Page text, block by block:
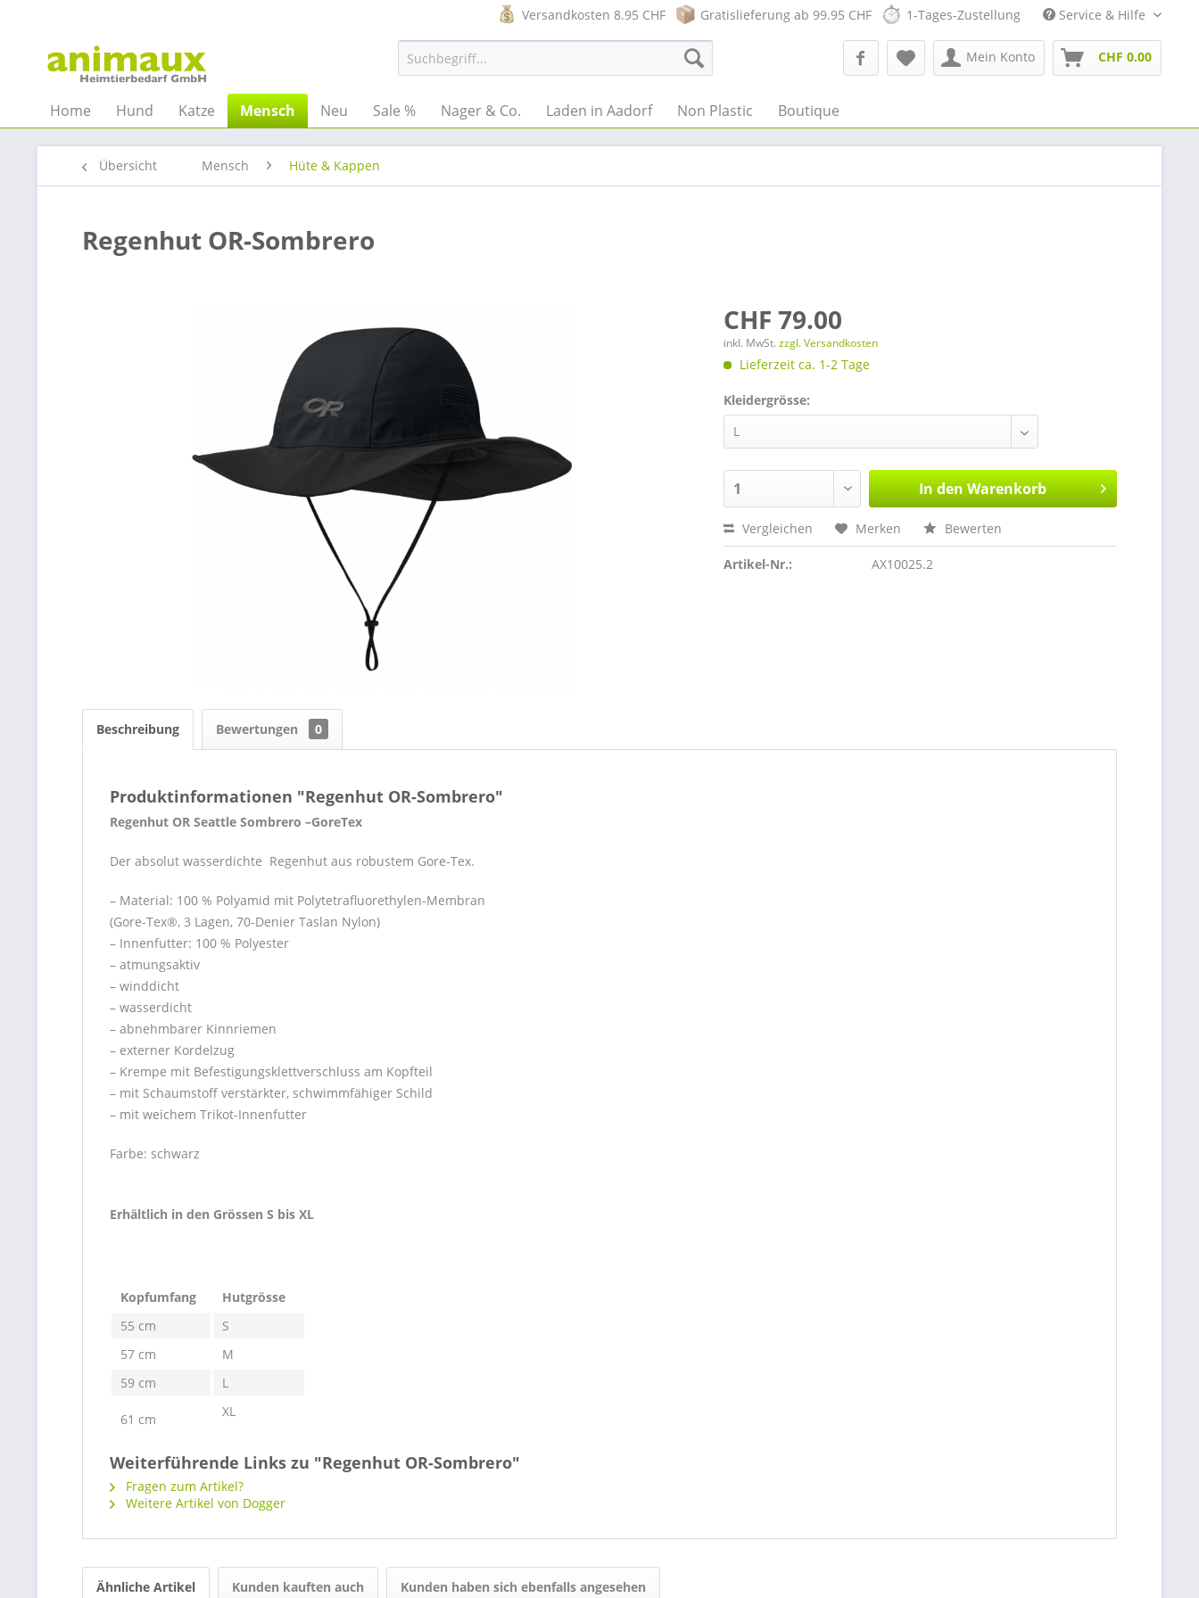
Versandkosten 8.95 CHF Gratislieferung ab 99.95 CHF 1-Tages-Zustellung Service & Hilfe
Mein Konto CHF 0.00
Home Hund Katze Mensch Neu Sale % Nager & Co. Laden in Aadorf Non Plastic Boutique
Übersicht Mensch Hüte & Kappen
Regenhut OR-Sombrero
CHF 79.00
inkl. MwSt.zzgl. Versandkosten
Lieferzeit ca. 1-2 Tage
Kleidergrösse:
In den Warenkorb
Vergleichen Merken Bewerten
Artikel-Nr.: AX10025.2
Beschreibung Bewertungen 0
Produktinformationen "Regenhut OR-Sombrero"
Regenhut OR Seattle Sombrero –GoreTex
Der absolut wasserdichte Regenhut aus robustem Gore-Tex.
– Material: 100 % Polyamid mit Polytetrafluorethylen-Membran
(Gore-Tex®, 3 Lagen, 70-Denier Taslan Nylon)
– Innenfutter: 100 % Polyester
– atmungsaktiv
– winddicht
– wasserdicht
– abnehmbarer Kinnriemen
– externer Kordelzug
– Krempe mit Befestigungsklettverschluss am Kopfteil
– mit Schaumstoff verstärkter, schwimmfähiger Schild
– mit weichem Trikot-Innenfutter
Farbe: schwarz
Erhältlich in den Grössen S bis XL
Kopfumfang
Hutgrösse
55 cm
S
57 cm
M
59 cm
L
61 cm XL
Weiterführende Links zu "Regenhut OR-Sombrero"
Fragen zum Artikel?
Weitere Artikel von Dogger
Ähnliche Artikel Kunden kauften auch Kunden haben sich ebenfalls angesehen